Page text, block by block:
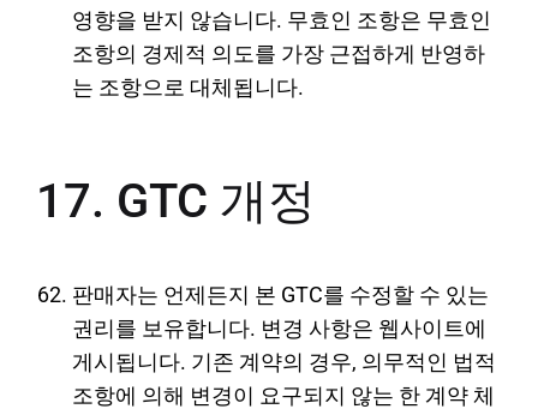
영향을 받지 않습니다. 무효인 조항은 무효인
조항의 경제적 의도를 가장 근접하게 반영하
는 조항으로 대체됩니다.
17. GTC 개정
판매자는 언제든지 본 GTC를 수정할 수 있는
권리를 보유합니다. 변경 사항은 웹사이트에
게시됩니다. 기존 계약의 경우, 의무적인 법적
조항에 의해 변경이 요구되지 않는 한 계약 체